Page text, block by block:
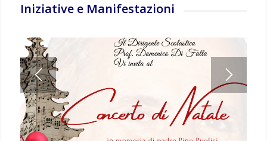
Iniziative e Manifestazioni